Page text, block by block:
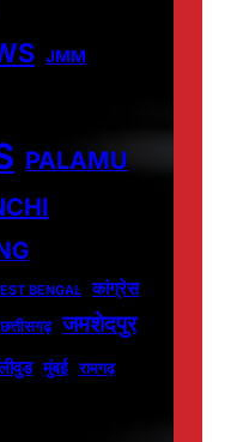
JMM
PALAMU
BENGAL कांग्रेस
छत्तीसगढ़ जमशेदपुर
मुंबई रामगढ़